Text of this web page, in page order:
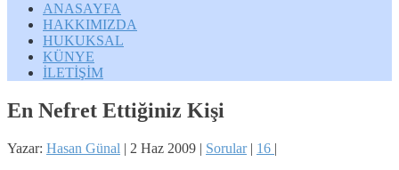
ANASAYFA
HAKKIMIZDA
HUKUKSAL
KÜNYE
İLETİŞİM
En Nefret Ettiğiniz Kişi
Yazar: Hasan Günal | 2 Haz 2009 | Sorular| 16 |